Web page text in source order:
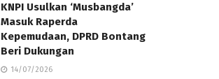
KNPI Usulkan ‘Musbangda’
Masuk Raperda
Kepemudaan, DPRD Bontang
Beri Dukungan
14/07/2026